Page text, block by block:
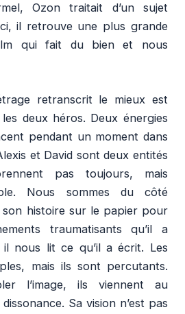
Ozon traitait d’un sujet
il retrouve une plus grande
qui fait du bien et nous
retranscrit le mieux est
deux héros. Deux énergies
pendant un moment dans
et David sont deux entités
pas toujours, mais
Nous sommes du côté
son histoire sur le papier pour
traumatisants qu’il a
nous lit ce qu’il a écrit. Les
mais ils sont percutants.
l’image, ils viennent au
Sa vision n’est pas